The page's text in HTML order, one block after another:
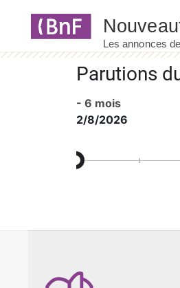
Parutions
- 6 mois
2/8/2026